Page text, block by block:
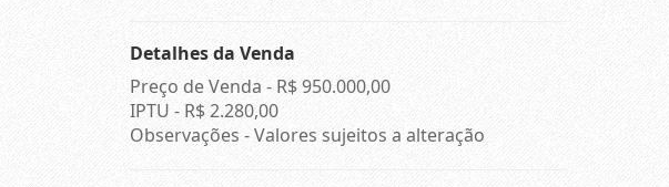
Detalhes da Venda
Preço de Venda - R$ 950.000,00
IPTU - R$ 2.280,00
Observações - Valores sujeitos a alteração